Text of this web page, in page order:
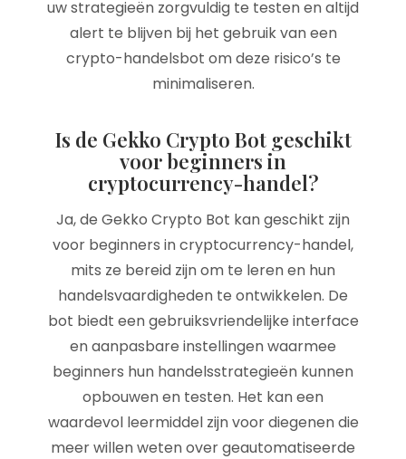
uw strategieën zorgvuldig te testen en altijd
alert te blijven bij het gebruik van een
crypto-handelsbot om deze risico’s te
minimaliseren.
Is de Gekko Crypto Bot geschikt
voor beginners in
cryptocurrency-handel?
Ja, de Gekko Crypto Bot kan geschikt zijn
voor beginners in cryptocurrency-handel,
mits ze bereid zijn om te leren en hun
handelsvaardigheden te ontwikkelen. De
bot biedt een gebruiksvriendelijke interface
en aanpasbare instellingen waarmee
beginners hun handelsstrategieën kunnen
opbouwen en testen. Het kan een
waardevol leermiddel zijn voor diegenen die
meer willen weten over geautomatiseerde